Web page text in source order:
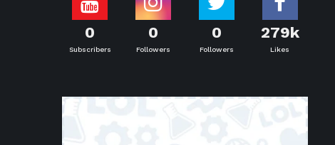
279k
Likes
0
Followers
0
Followers
0
Subscribers